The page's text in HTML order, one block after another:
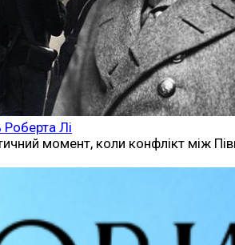
Лі
момент, коли конфлікт між